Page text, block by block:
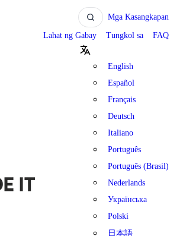
Mga Kasangkapan
Lahat ng Gabay Tungkol sa FAQ
English
Español
Français
Deutsch
Italiano
Português
Português (Brasil)
Nederlands
Українська
Polski
日本語